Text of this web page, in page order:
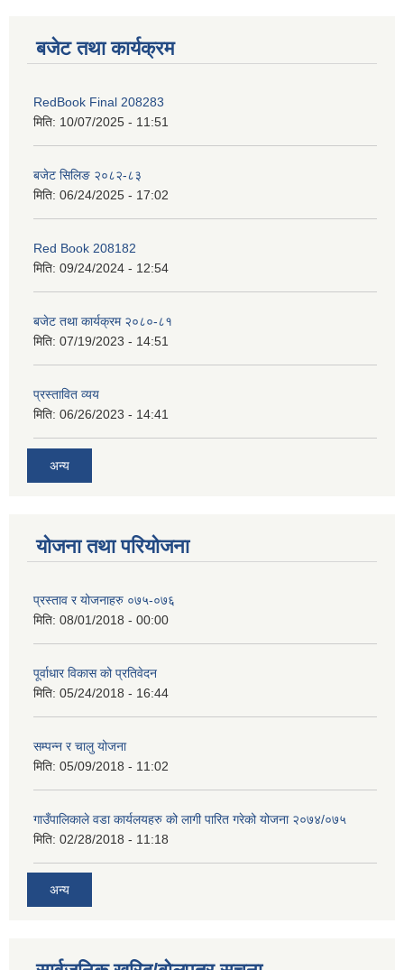
बजेट तथा कार्यक्रम
RedBook Final 208283
मिति: 10/07/2025 - 11:51
बजेट सिलिङ २०८२-८३
मिति: 06/24/2025 - 17:02
Red Book 208182
मिति: 09/24/2024 - 12:54
बजेट तथा कार्यक्रम २०८०-८१
मिति: 07/19/2023 - 14:51
प्रस्तावित व्यय
मिति: 06/26/2023 - 14:41
अन्य
योजना तथा परियोजना
प्रस्ताव र योजनाहरु ०७५-०७६
मिति: 08/01/2018 - 00:00
पूर्वाधार विकास को प्रतिवेदन
मिति: 05/24/2018 - 16:44
सम्पन्न र चालु योजना
मिति: 05/09/2018 - 11:02
गाउँपालिकाले वडा कार्यलयहरु को लागी पारित गरेको योजना २०७४/०७५
मिति: 02/28/2018 - 11:18
अन्य